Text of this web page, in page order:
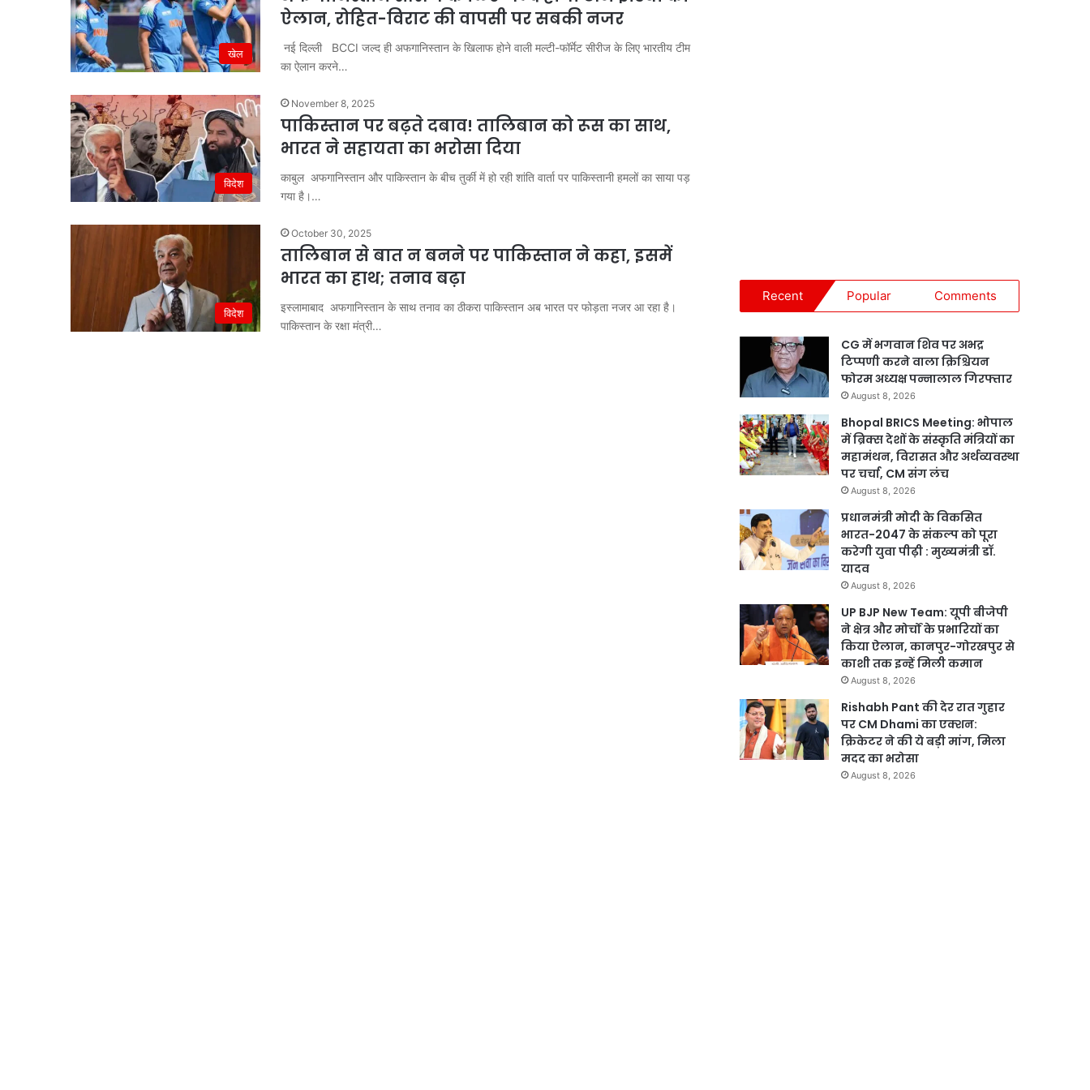
खेल
ऐलान, रोहित-विराट की वापसी पर सबकी नजर
नई दिल्ली BCCI जल्द ही अफगानिस्तान के खिलाफ होने वाली मल्टी-फॉर्मेट सीरीज के लिए भारतीय टीम
का ऐलान करने…
विदेश
November 8, 2025
पाकिस्तान पर बढ़ते दबाव! तालिबान को रूस का साथ,
भारत ने सहायता का भरोसा दिया
काबुल अफगानिस्तान और पाकिस्तान के बीच तुर्की में हो रही शांति वार्ता पर पाकिस्तानी हमलों का साया पड़
गया है।…
विदेश
October 30, 2025
तालिबान से बात न बनने पर पाकिस्तान ने कहा, इसमें
भारत का हाथ; तनाव बढ़ा
इस्लामाबाद अफगानिस्तान के साथ तनाव का ठीकरा पाकिस्तान अब भारत पर फोड़ता नजर आ रहा है।
पाकिस्तान के रक्षा मंत्री…
Recent Popular Comments
CG में भगवान शिव पर अभद्र
टिप्पणी करने वाला क्रिश्चियन
फोरम अध्यक्ष पन्नालाल गिरफ्तार
August 8, 2026
Bhopal BRICS Meeting: भोपाल
में ब्रिक्स देशों के संस्कृति मंत्रियों का
महामंथन, विरासत और अर्थव्यवस्था
पर चर्चा, CM संग लंच
August 8, 2026
प्रधानमंत्री मोदी के विकसित
भारत-2047 के संकल्प को पूरा
करेगी युवा पीढ़ी : मुख्यमंत्री डॉ.
यादव
August 8, 2026
UP BJP New Team: यूपी बीजेपी
ने क्षेत्र और मोर्चों के प्रभारियों का
किया ऐलान, कानपुर-गोरखपुर से
काशी तक इन्हें मिली कमान
August 8, 2026
Rishabh Pant की देर रात गुहार
पर CM Dhami का एक्शन:
क्रिकेटर ने की ये बड़ी मांग, मिला
मदद का भरोसा
August 8, 2026